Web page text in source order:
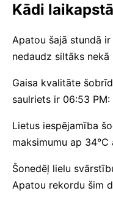
Kādi
Apatou šajā stundā
nedaudz siltāks
Gaisa kvalitāte
saulriets ir 06:53
Lietus iespējamība
maksimumu ap
Šonedēļ lielu
Apatou rekordu šim